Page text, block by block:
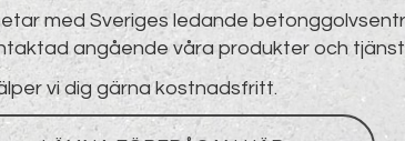
med Sveriges ledande
angående våra produkter och
vi dig gärna kostnadsfritt.